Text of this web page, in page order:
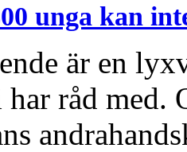
unga kan
är en
råd med.